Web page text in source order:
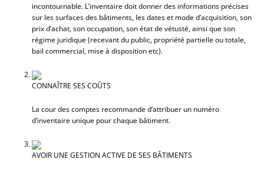
incontournable. L’inventaire doit donner des informations précises
sur les surfaces des bâtiments, les dates et mode d’acquisition, son
prix d’achat, son occupation, son état de vétusté, ainsi que son
régime juridique (recevant du public, propriété partielle ou totale,
bail commercial, mise à disposition etc).
CONNAÎTRE SES COÛTS
La cour des comptes recommande d’attribuer un numéro
d’inventaire unique pour chaque bâtiment.
AVOIR UNE GESTION ACTIVE DE SES BÂTIMENTS